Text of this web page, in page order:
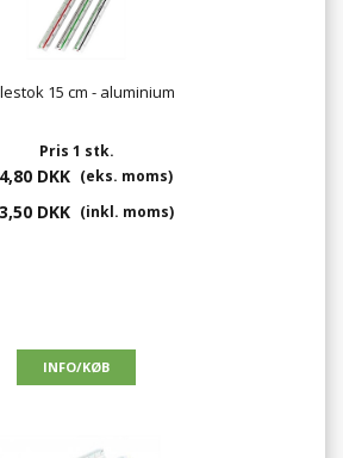
15 cm - aluminium
Pris 1 stk.
DKK (eks. moms)
DKK (inkl. moms)